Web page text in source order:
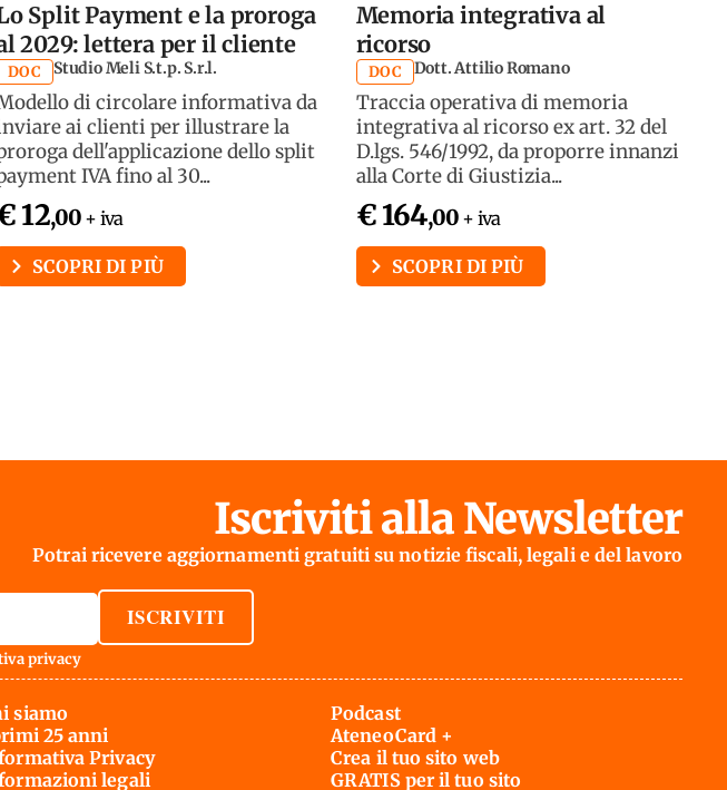
Split Payment e la proroga
2029: lettera per il cliente
DOC Studio Meli S.t.p. S.r.l.
di circolare informativa da
ai clienti per illustrare la
dell'applicazione dello split
IVA fino al 30...
12,00 + iva
SCOPRI DI PIÙ
Memoria integrativa al
ricorso
DOC Dott. Attilio Romano
Traccia operativa di memoria
integrativa al ricorso ex art. 32 del
D.lgs. 546/1992, da proporre innanzi
alla Corte di Giustizia...
€ 164,00 + iva
SCOPRI DI PIÙ
Iscriviti alla Newsletter
Potrai ricevere aggiornamenti gratuiti su notizie fiscali, legali e del lavoro
ISCRIVITI
privacy
siamo
25 anni
Privacy
legali
Podcast
AteneoCard +
Crea il tuo sito web
GRATIS per il tuo sito